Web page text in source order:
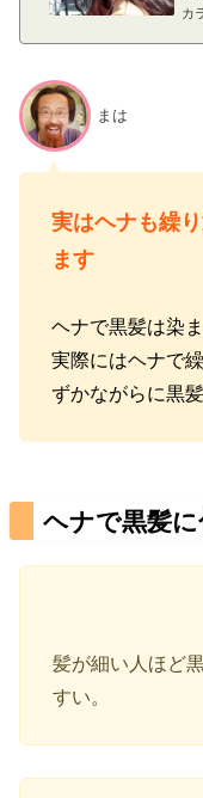
カ
まは
実はヘナも繰
ます
ヘナで黒髪は染
実際にはヘナで
ずかながらに黒
ヘナで黒髪
髪が細い人ほど
すい。